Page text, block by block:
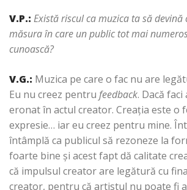
V.P.: Există riscul ca muzica ta să
măsura în care un public tot mai
cunoască?
V.G.: Muzica pe care o fac nu are
Eu nu creez pentru feedback. Dacă faci
eronat în actul creator. Creaţia este o
expresie… iar eu creez pentru mine.
întâmplă ca publicul să rezoneze la
foarte bine şi acest fapt dă calitate
că impulsul creator are legătură cu
creator, pentru că artistul nu poate fi